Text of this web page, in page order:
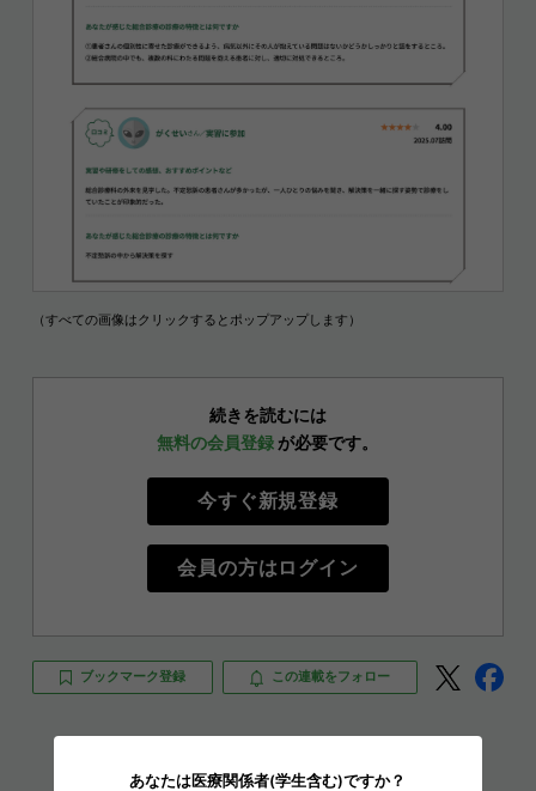
（すべての画像はクリックするとポップアップします）
続きを読むには
無料の会員登録 が必要です。
今すぐ新規登録
会員の方はログイン
ブックマーク登録 この連載をフォロー
あなたは医療関係者(学生含む)ですか？